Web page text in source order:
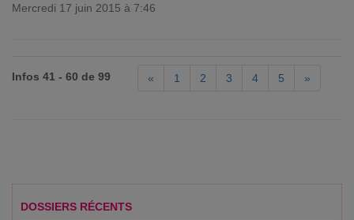
Mercredi 17 juin 2015 à 7:46
Infos 41 - 60 de 99 « 1 2 3 4 5 »
DOSSIERS RÉCENTS